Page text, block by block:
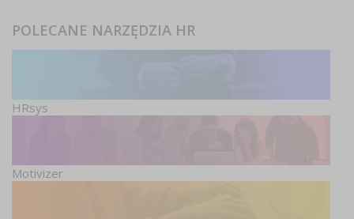
POLECANE NARZĘDZIA HR
HRsys
Motivizer